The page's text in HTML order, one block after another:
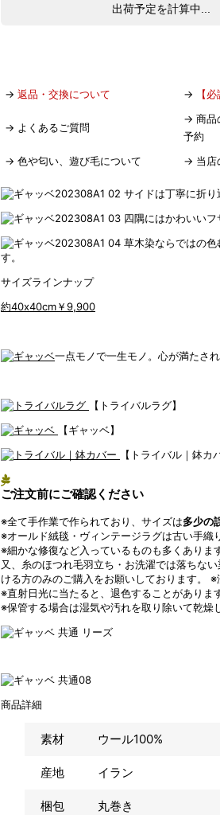
出荷予定を計算中...
→ 返品・交換について → 【
→ よくあるご質問
→ 商品
予約
→ 色や匂い、遊び毛について → 当店
サイドは丁寧に折り
四隅にはかわいいフ
草木染ならではの
す。
サイズラインナップ
約40x40cm￥9,900
一点モノで一生モノ。心が満たさ
【トライバルラグ】
【ギャッベ】
【トライバル｜鉢カ
ご注文前にご確認ください
※全て手作業で作られており、サイズは多少の
※オールド絨毯・ヴィンテージラグは古い手織
※細かな修復など入っているものも多くありま
又、糸のほつれ毛羽立ち・お洗濯では落ちな
ける方のみのご購入をお願いしております。
※直射日光に当たると、退色することがありま
※保管する場合は湿気や汚れを取り除いて乾燥
商品詳細
素材 ウール100%
産地 イラン
梱包 丸巻き